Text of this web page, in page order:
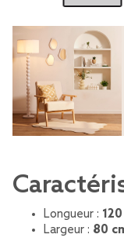
Longueur :
Largeur : 80